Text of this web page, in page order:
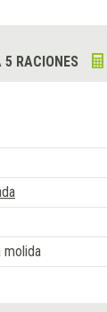
5 RACIONES
molida